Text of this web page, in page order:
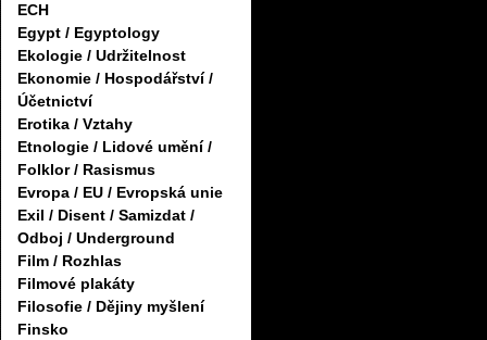
ECH
Egypt / Egyptology
Ekologie / Udržitelnost
Ekonomie / Hospodářství /
Účetnictví
Erotika / Vztahy
Etnologie / Lidové umění /
Folklor / Rasismus
Evropa / EU / Evropská unie
Exil / Disent / Samizdat /
Odboj / Underground
Film / Rozhlas
Filmové plakáty
Filosofie / Dějiny myšlení
Finsko